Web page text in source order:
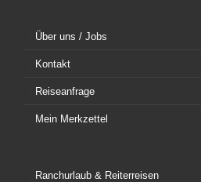
Über uns / Jobs
Kontakt
Reiseanfrage
Mein Merkzettel
Ranchurlaub & Reiterreisen